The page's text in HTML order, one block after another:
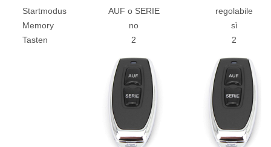
Startmodus
AUF o SERIE
regolabile
Memory
no
sì
Tasten
2 2